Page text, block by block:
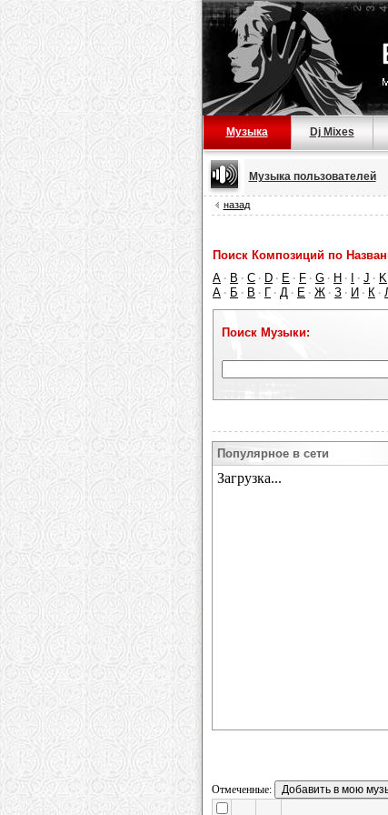
Музыка Dj Mixes
Музыка пользователей
назад
Поиск Композиций по
A · B · C · D · E · F · G · H · · J · K
А · Б · В · Г · Д · Е · Ж · З · И · К ·
Поиск Музыки:
Популярное в сети
Отмеченные: